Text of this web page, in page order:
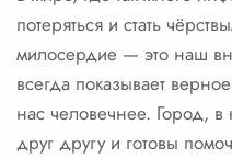
потеряться и стать
милосердие — это наш
всегда показывает
нас человечнее. Город,
друг другу и готовы